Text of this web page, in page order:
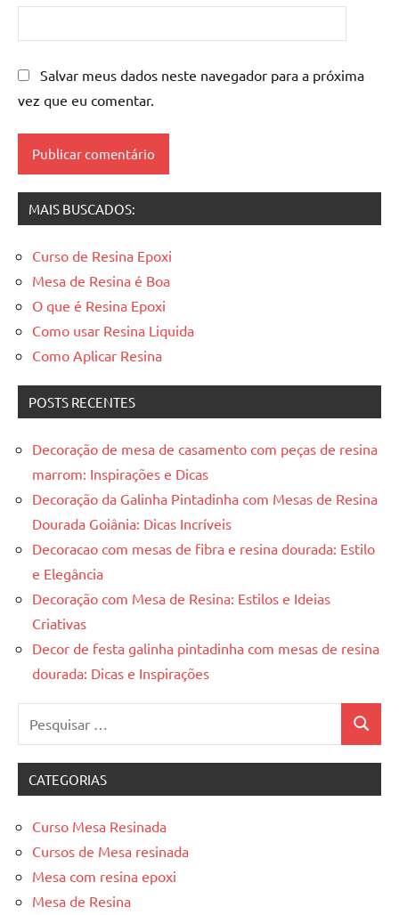
mesa
de
madeira
mesas
resinadas
Salvar meus dados neste navegador para a próxima
vez que eu comentar.
MAIS BUSCADOS:
Curso de Resina Epoxi
Mesa de Resina é Boa
O que é Resina Epoxi
Como usar Resina Liquida
Como Aplicar Resina
POSTS RECENTES
Decoração de mesa de casamento com peças de resina
marrom: Inspirações e Dicas
Decoração da Galinha Pintadinha com Mesas de Resina
Dourada Goiânia: Dicas Incríveis
Decoracao com mesas de fibra e resina dourada: Estilo
e Elegância
Decoração com Mesa de Resina: Estilos e Ideias
Criativas
Decor de festa galinha pintadinha com mesas de resina
dourada: Dicas e Inspirações
CATEGORIAS
Curso Mesa Resinada
Cursos de Mesa resinada
Mesa com resina epoxi
Mesa de Resina